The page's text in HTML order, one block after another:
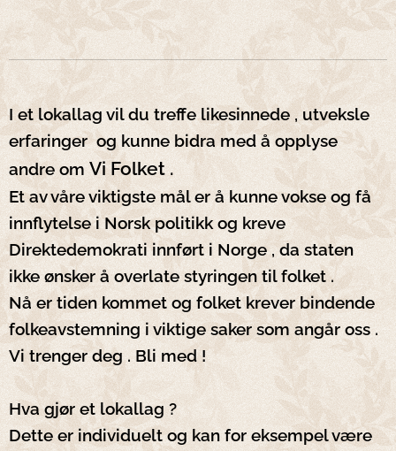
I et lokallag vil du treffe likesinnede , utveksle
erfaringer og kunne bidra med å opplyse
andre omVi Folket .
Et av våre viktigste mål er å kunne vokse og få
innflytelse i Norsk politikk og kreve
Direktedemokrati innført i Norge , da staten
ikke ønsker å overlate styringen til folket .
Nå er tiden kommet og folket krever bindende
folkeavstemning i viktige saker som angår oss .
Vi trenger deg . Bli med !
Hva gjør et lokallag ?
Dette er individuelt og kan for eksempel være